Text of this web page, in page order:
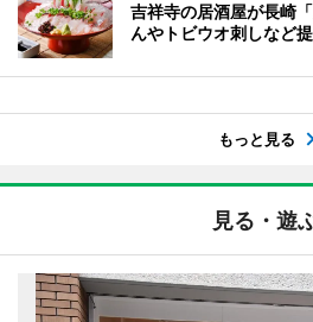
吉祥寺の居酒屋が長崎
んやトビウオ刺しなど
もっと見る
見る・遊